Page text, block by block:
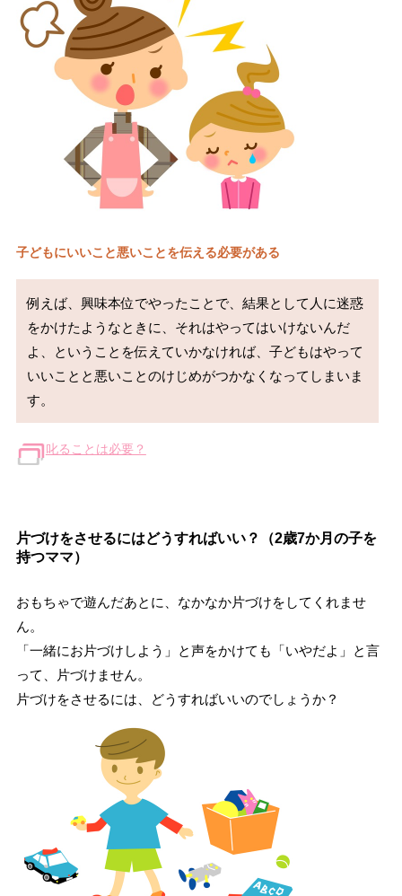
子どもにいいこと悪いことを伝える必要がある
例えば、興味本位でやったことで、結果として人に迷惑
をかけたようなときに、それはやってはいけないんだ
よ、ということを伝えていかなければ、子どもはやって
いいことと悪いことのけじめがつかなくなってしまいま
す。
叱ることは必要？
片づけをさせるにはどうすればいい？（2歳7か月の子を
持つママ）
おもちゃで遊んだあとに、なかなか片づけをしてくれませ
ん。
「一緒にお片づけしよう」と声をかけても「いやだよ」と言
って、片づけません。
片づけをさせるには、どうすればいいのでしょうか？